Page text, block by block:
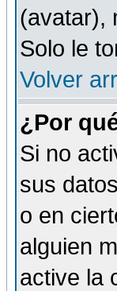
(avatar),
Solo le
Volver
¿Por
Si no
sus
o en
alguien
active la